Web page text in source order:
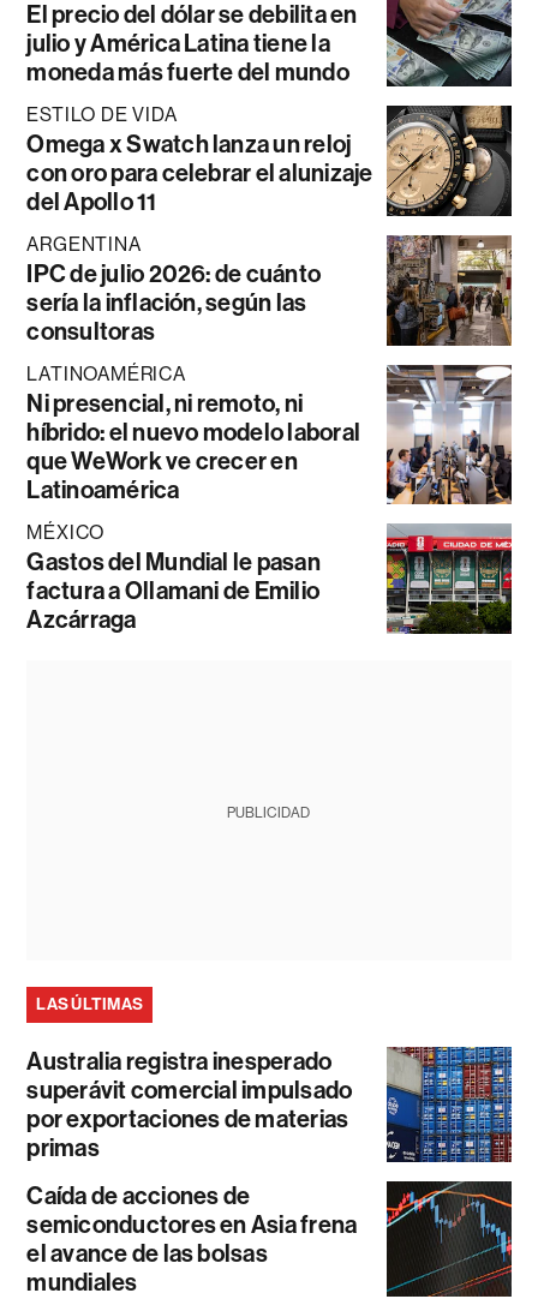
El precio del dólar se debilita en
julio y América Latina tiene la
moneda más fuerte del mundo
ESTILO DE VIDA
Omega x Swatch lanza un reloj
con oro para celebrar el alunizaje
del Apollo 11
ARGENTINA
IPC de julio 2026: de cuánto
sería la inflación, según las
consultoras
LATINOAMÉRICA
Ni presencial, ni remoto, ni
híbrido: el nuevo modelo laboral
que WeWork ve crecer en
Latinoamérica
MÉXICO
Gastos del Mundial le pasan
factura a Ollamani de Emilio
Azcárraga
PUBLICIDAD
LAS ÚLTIMAS
Australia registra inesperado
superávit comercial impulsado
por exportaciones de materias
primas
Caída de acciones de
semiconductores en Asia frena
el avance de las bolsas
mundiales